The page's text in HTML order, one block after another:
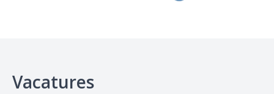
Vacatures